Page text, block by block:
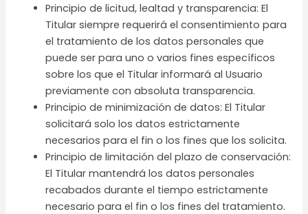
Principio de licitud, lealtad y transparencia: El
Titular siempre requerirá el consentimiento para
el tratamiento de los datos personales que
puede ser para uno o varios fines específicos
sobre los que el Titular informará al Usuario
previamente con absoluta transparencia.
Principio de minimización de datos: El Titular
solicitará solo los datos estrictamente
necesarios para el fin o los fines que los solicita.
Principio de limitación del plazo de conservación:
El Titular mantendrá los datos personales
recabados durante el tiempo estrictamente
necesario para el fin o los fines del tratamiento.